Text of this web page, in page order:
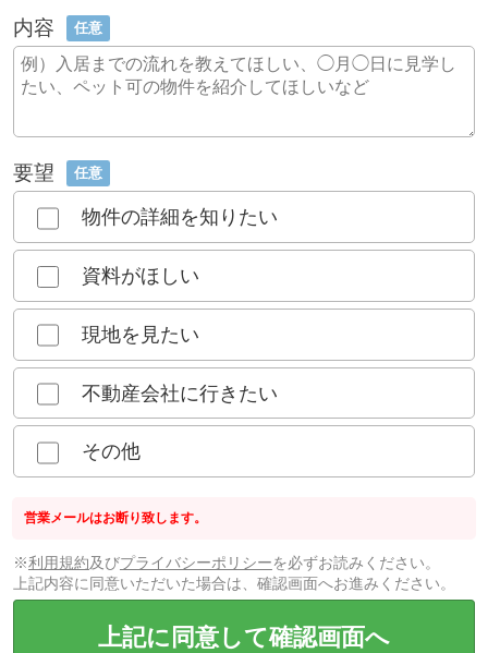
内容 任意
要望 任意
物件の詳細を知りたい
資料がほしい
現地を見たい
不動産会社に行きたい
その他
営業メールはお断り致します。
※利用規約及びプライバシーポリシーを必ずお読みください。
上記内容に同意いただいた場合は、確認画面へお進みください。
上記に同意して確認画面へ